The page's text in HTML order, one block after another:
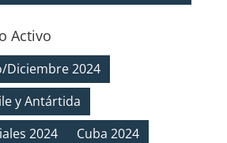
Activo
Diciembre 2024
y Antártida
2024
Cuba 2024